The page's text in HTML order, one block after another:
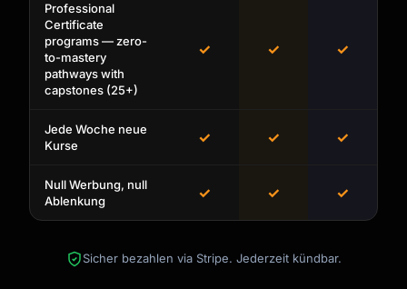
Professional
Certificate
programs — zero-
to-mastery
pathways with
capstones (25+)
✓ ✓ ✓
Jede Woche neue
Kurse
✓ ✓ ✓
Null Werbung, null
Ablenkung
✓ ✓ ✓
Sicher bezahlen via Stripe. Jederzeit kündbar.